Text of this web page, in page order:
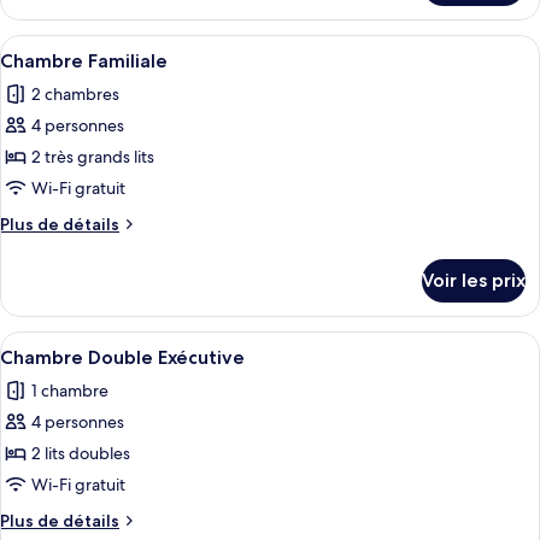
Exécutive
le
type
de
Suite
Exécutive
Afficher
toutes
les
photos
pour
ce
type
de
Chambre
Familiale
Une chambre d’hôtel avec un
7
Chambre Familiale
2 chambres
4 personnes
2 très grands lits
Wi-Fi gratuit
Plus de détails
Plus
le
type
de
Chambre
Familiale
Voir les prix
Afficher
toutes
les
photos
pour
ce
type
Une chambre d’hôtel moderne
4
Chambre Double Exécutive
1 chambre
4 personnes
2 lits doubles
Wi-Fi gratuit
Plus de détails
Plus